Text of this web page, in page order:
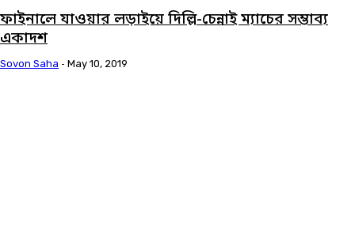
ফাইনালে যাওয়ার লড়াইয়ে দিল্লি-চেন্নাই ম্যাচের সম্ভাব্য
একাদশ
Sovon Saha - May 10, 2019